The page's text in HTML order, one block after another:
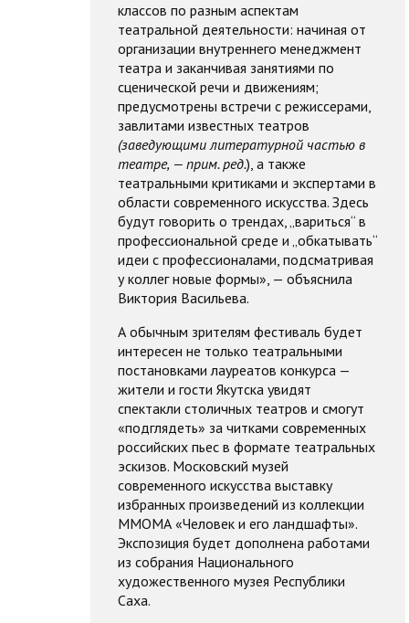
классов по разным аспектам
театральной деятельности: начиная от
организации внутреннего менеджмент
театра и заканчивая занятиями по
сценической речи и движениям;
предусмотрены встречи с режиссерами,
завлитами известных театров
(заведующими литературной частью в
театре, — прим. ред.), а также
театральными критиками и экспертами в
области современного искусства. Здесь
будут говорить о трендах, „вариться“ в
профессиональной среде и „обкатывать“
идеи с профессионалами, подсматривая
у коллег новые формы», — объяснила
Виктория Васильева.
А обычным зрителям фестиваль будет
интересен не только театральными
постановками лауреатов конкурса —
жители и гости Якутска увидят
спектакли столичных театров и смогут
«подглядеть» за читками современных
российских пьес в формате театральных
эскизов. Московский музей
современного искусства выставку
избранных произведений из коллекции
ММОМА «Человек и его ландшафты».
Экспозиция будет дополнена работами
из собрания Национального
художественного музея Республики
Саха.